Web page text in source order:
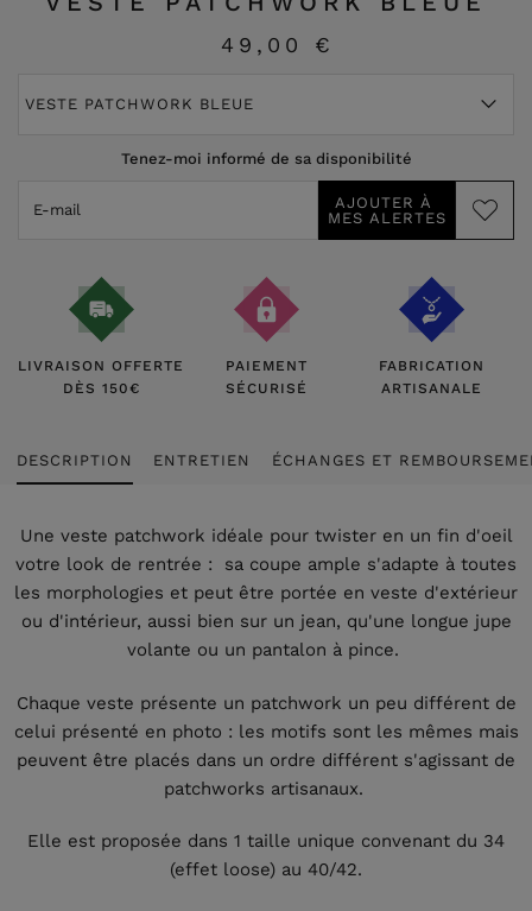
49,00 €
VESTE PATCHWORK BLEUE
Tenez-moi informé de sa disponibilité
LIVRAISON OFFERTE
DÈS 150€
PAIEMENT
SÉCURISÉ
FABRICATION
ARTISANALE
DESCRIPTION ENTRETIEN ÉCHANGES ET
Une veste patchwork idéale pour twister en un fin d'oeil
votre look de rentrée : sa coupe ample s'adapte à toutes
les morphologies et peut être portée en veste d'extérieur
ou d'intérieur, aussi bien sur un jean, qu'une longue jupe
volante ou un pantalon à pince.
Chaque veste présente un patchwork un peu différent de
celui présenté en photo : les motifs sont les mêmes mais
peuvent être placés dans un ordre différent s'agissant de
patchworks artisanaux.
Elle est proposée dans 1 taille unique convenant du 34
(effet loose) au 40/42.